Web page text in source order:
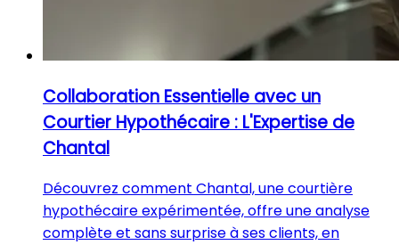
Collaboration Essentielle avec un
Courtier Hypothécaire : L'Expertise de
Chantal
Découvrez comment Chantal, une courtière
hypothécaire expérimentée, offre une analyse
complète et sans surprise à ses clients, en